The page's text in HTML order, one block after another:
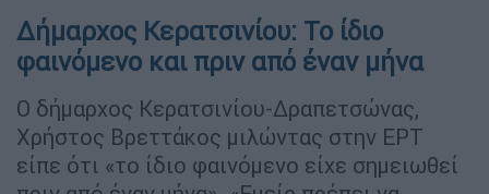
Δήμαρχος Κερατσινίου: Το ίδιο
φαινόμενο και πριν από έναν μήνα
Ο δήμαρχος Κερατσινίου-Δραπετσώνας,
Χρήστος Βρεττάκος μιλώντας στην ΕΡΤ
είπε ότι «το ίδιο φαινόμενο είχε σημειωθεί